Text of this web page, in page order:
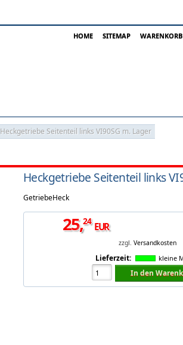
HOME SITEMAP WARENKORB
Heckgetriebe Seitenteil links VI90SG m. Lager
Heckgetriebe Seitenteil links
GetriebeHeck
25,24 EUR
zzgl. Versandkosten
Lieferzeit: kleine
In den